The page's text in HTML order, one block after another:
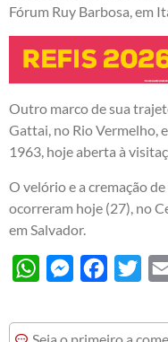
Fórum Ruy Barbosa, em
Outro marco de sua
Gattai, no Rio Vermelho,
1963, hoje aberta à
O velório e a cremação
ocorreram hoje (27), no
em Salvador.
WhatsAppMessengerFacebook
Seja o primeiro a